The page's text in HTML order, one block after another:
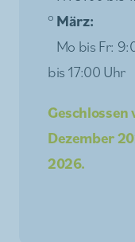
° März:
Mo bis Fr:
bis 17:00 Uhr
Dezember
2026.